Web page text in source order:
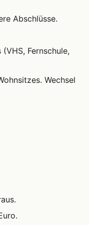
Abschlüsse.
Fernschule,
Wechsel